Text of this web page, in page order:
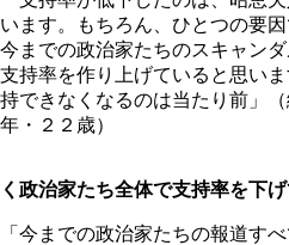
います。もちろん、ひとつの要
今までの政治家たちのスキャン
支持率を作り上げていると思い
持できなくなるのは当たり前」
年・２２歳）
く政治家たち全体で支持率を下
「今までの政治家たちの報道す